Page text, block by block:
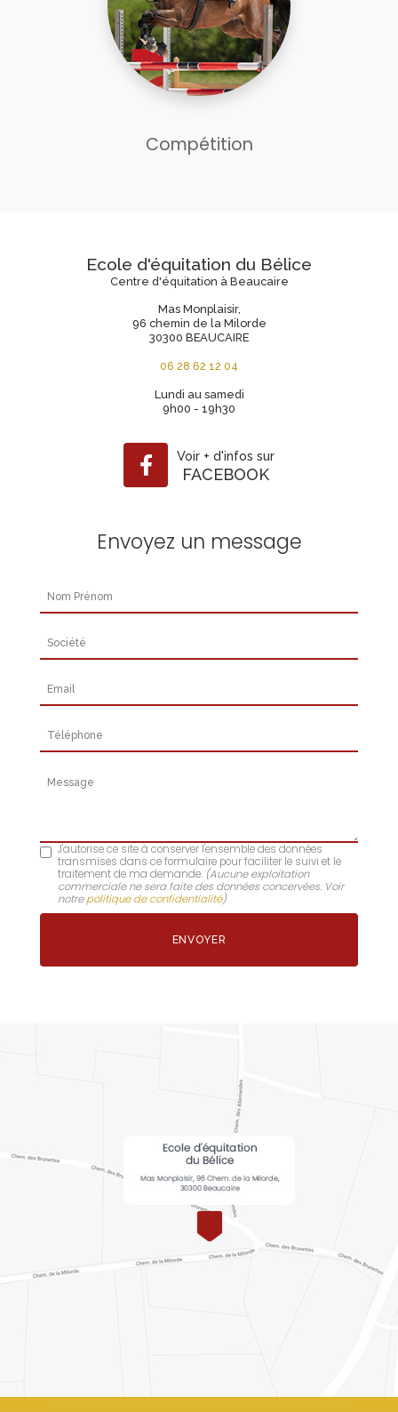
Compétition
Ecole d'équitation du Bélice
Centre d'équitation à Beaucaire
Mas Monplaisir,
96 chemin de la Milorde
30300 BEAUCAIRE
06 28 62 12 04
Lundi au samedi
9h00 - 19h30
Voir + d'infos sur
FACEBOOK
Envoyez un message
Nom Prénom
Société
Email
Téléphone
Message
J'autorise ce site à conserver l'ensemble des données
transmises dans ce formulaire pour faciliter le suivi et le
traitement de ma demande. (Aucune exploitation
commerciale ne sera faite des données concervées. Voir
notrepolitique de confidentialité)